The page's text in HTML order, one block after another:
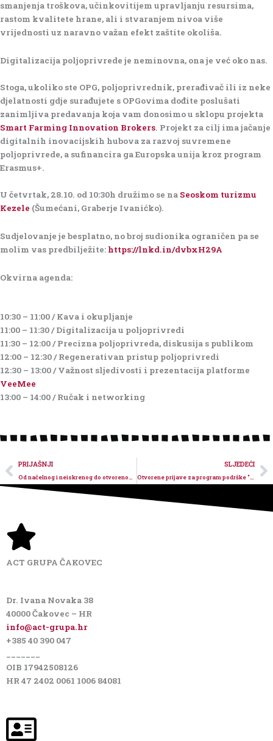
smanjenja troškova, učinkovitijem upravljanju resursima,
rastom kvalitete hrane, ali i stvaranjem nivoa više
vrijednosti uz naravno važan efekt zaštite okoliša.
Digitalizacija poljoprivrede je neminovna, ona je već oko nas.
Stoga, ukoliko ste OPG, poljoprivrednik, prerađivač ili iz neke
djelatnosti gdje surađujete s OPGovima dođite poslušati
zanimljiva predavanja koja vam donosimo u sklopu projekta
Smart Farming Innovation Brokers. Projekt za cilj ima jačanje
digitalnih inovacijskih hubova za razvoj suvremene
poljoprivrede, a sufinancira ga Europska unija kroz program
Erasmus+.
U četvrtak, 28.10. od 10:30h družimo se na Seoskom turizmu
Kezele (Šumećani, Graberje Ivanićko).
Sudjelovanje je besplatno, no broj sudionika ograničen pa se
molim vas predbilježite: https://lnkd.in/dvbxH29A
Okvirna agenda:
10:30 – 11:00 / Kava i okupljanje
11:00 – 11:30 / Digitalizacija u poljoprivredi
11:30 – 12:00 / Precizna poljoprivreda, diskusija s publikom
12:00 – 12:30 / Regenerativan pristup poljoprivredi
12:30 – 13:00 / Važnost sljedivosti i prezentacija platforme
VeeMee
13:00 – 14:00 / Ručak i networking
Prev
PRIJAŠNJI
Od načelnog i neiskrenog do otvorenog i suradničkog partnerstva. Da, fakat je moguće.
SLJEDEĆI
Otvorene prijave za program podrške “Centar socijalnih inovacija”
ACT GRUPA ČAKOVEC
Dr. Ivana Novaka 38
40000 Čakovec – HR
info@act-grupa.hr
+385 40 390 047
OIB 17942508126
HR 47 2402 0061 1006 84081